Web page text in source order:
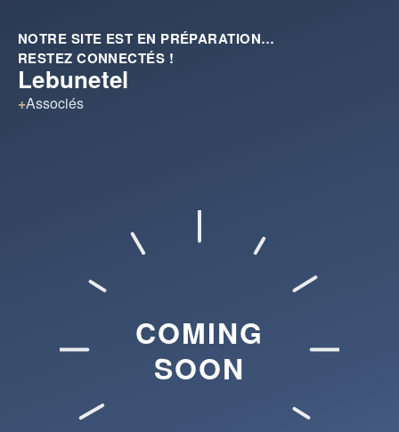
NOTRE SITE EST EN PRÉPARATION…
RESTEZ CONNECTÉS !
Lebunetel
+Associés
COMING
SOON